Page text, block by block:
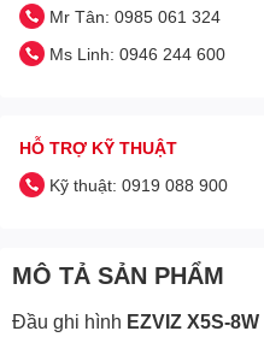
Mr Tân: 0985 061 324
Ms Linh: 0946 244 600
HỖ TRỢ KỸ THUẬT
Kỹ thuật: 0919 088 900
MÔ TẢ SẢN PHẨM
Đầu ghi hình EZVIZ X5S-8W